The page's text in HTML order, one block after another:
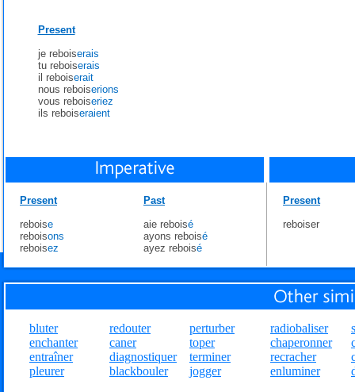
Present
je reboiserais
tu reboiserais
il reboiserait
nous reboiserions
vous reboiseriez
ils reboiseraient
Present
reboise
reboisons
reboisez
Past
aie reboisé
ayons reboisé
ayez reboisé
Present
reboiser
bluter
enchanter
entraîner
pleurer
redouter
caner
diagnostiquer
blackbouler
perturber
toper
terminer
jogger
radiobaliser
chaperonner
recracher
enluminer